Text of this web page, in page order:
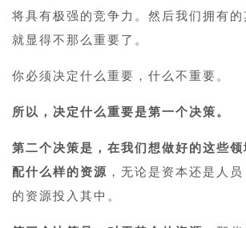
将具有极强的竞争力。然后我们拥有
就显得不那么重要了。
你必须决定什么重要，什么不重要。
所以，决定什么重要是第一个决策。
第二个决策是，在我们想做好的这些
配什么样的资源 ，无论是资本还是人
的资源投入其中。